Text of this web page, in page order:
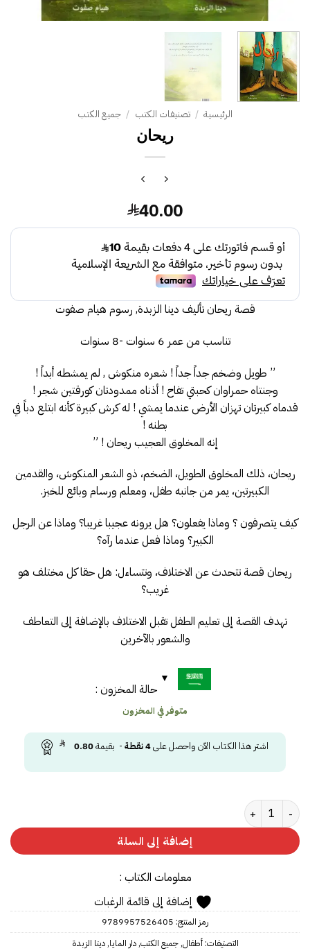
الرئيسية / تصنيفات الكتب / جميع الكتب
40.00
قصة ريحان تأليف دينا الزبدة, رسوم هيام صفوت
تناسب من عمر 6 سنوات -8 سنوات
” طويل وضخم جداً جداً ! شعره منكوش , لم يمشطه أبداً !
وجنتاه حمراوان كحبتي تفاح ! أذناه ممدودتان كورقتين شجر !
قدماه كبيرتان تهزان الأرض عندما يمشي ! له كرش كبيرة كأنه ابتلع دباً في
بطنه !
إنه المخلوق العجيب ريحان ! ”
ريحان، ذلك المخلوق الطويل، الضخم، ذو الشعر المنكوش، والقدمين
الكبيرتين، يمر من جانبه طفل، ومعلم ورسام وبائع للخبز.
كيف يتصرفون ؟ وماذا يفعلون؟ هل يرونه عجيبا غريبا؟ وماذا عن الرجل
الكبير؟ وماذا فعل عندما رآه؟
ريحان قصة تتحدث عن الاختلاف، وتتساءل: هل حقا كل مختلف هو
غريب؟
تهدف القصة إلى تعليم الطفل تقبل الاختلاف بالإضافة إلى التعاطف
والشعور بالآخرين
حالة المخزون :
متوفر في المخزون
اشتر هذا الكتاب الآن واحصل على4نقطة- بقيمة0.80
كمية ‎ريحان‎
إضافة إلى السلة
معلومات الكتاب :
إضافة إلى قائمة الرغبات
رمز المنتج: 9789957526405
التصنيفات:أطفال,جميع الكتب,دار المايا,دينا الزبدة